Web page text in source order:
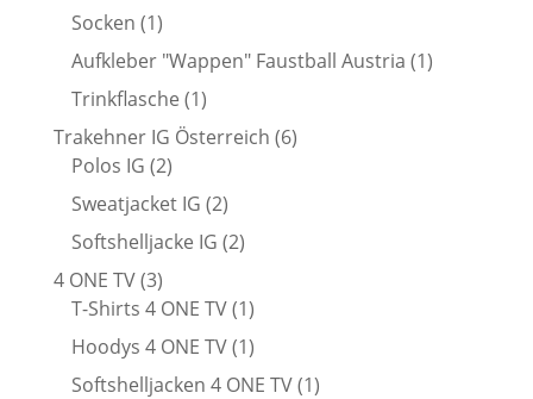
Socken 11
Produkt
Aufkleber "Wappen" Faustball Austria 11
Trinkflasche 11
Produkt
Trakehner IG Österreich 66
Polos IG 22
Produkte
Sweatjacket IG 22
Produkte
Softshelljacke IG 22
4 ONE TV 33
Produkte
T-Shirts 4 ONE TV 11
Produkt
Hoodys 4 ONE TV 11
Produkt
Softshelljacken 4 ONE TV 11